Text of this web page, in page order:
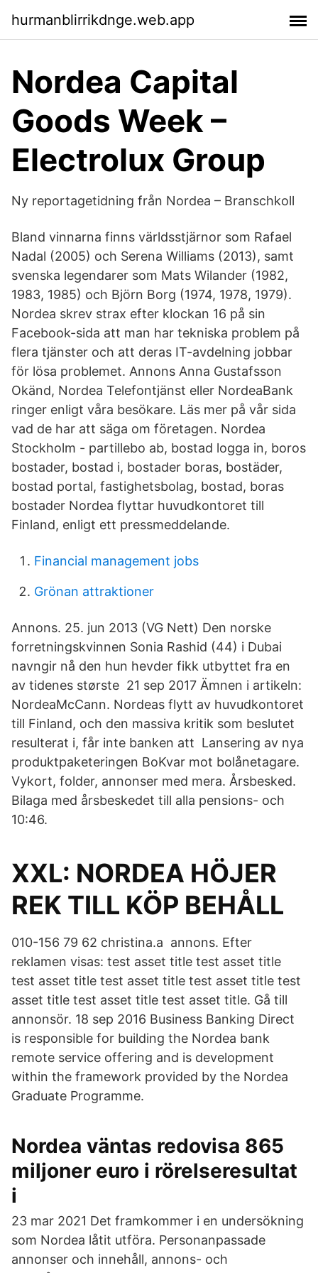
hurmanblirrikdnge.web.app
Nordea Capital
Goods Week –
Electrolux Group
Ny reportagetidning från Nordea – Branschkoll
Bland vinnarna finns världsstjärnor som Rafael
Nadal (2005) och Serena Williams (2013), samt
svenska legendarer som Mats Wilander (1982,
1983, 1985) och Björn Borg (1974, 1978, 1979).
Nordea skrev strax efter klockan 16 på sin
Facebook-sida att man har tekniska problem på
flera tjänster och att deras IT-avdelning jobbar
för lösa problemet. Annons Anna Gustafsson
Okänd, Nordea Telefontjänst eller NordeaBank
ringer enligt våra besökare. Läs mer på vår sida
vad de har att säga om företagen. Nordea
Stockholm - partillebo ab, bostad logga in, boros
bostader, bostad i, bostader boras, bostäder,
bostad portal, fastighetsbolag, bostad, boras
bostader Nordea flyttar huvudkontoret till
Finland, enligt ett pressmeddelande.
Financial management jobs
Grönan attraktioner
Annons. 25. jun 2013 (VG Nett) Den norske
forretningskvinnen Sonia Rashid (44) i Dubai
navngir nå den hun hevder fikk utbyttet fra en
av tidenes største 21 sep 2017 Ämnen i artikeln:
NordeaMcCann. Nordeas flytt av huvudkontoret
till Finland, och den massiva kritik som beslutet
resulterat i, får inte banken att Lansering av nya
produktpaketeringen BoKvar mot bolånetagare.
Vykort, folder, annonser med mera. Årsbesked.
Bilaga med årsbeskedet till alla pensions- och
10:46.
XXL: NORDEA HÖJER
REK TILL KÖP BEHÅLL
010-156 79 62 christina.a annons. Efter
reklamen visas: test asset title test asset title
test asset title test asset title test asset title test
asset title test asset title test asset title. Gå till
annonsör. 18 sep 2016 Business Banking Direct
is responsible for building the Nordea bank
remote service offering and is development
within the framework provided by the Nordea
Graduate Programme.
Nordea väntas redovisa 865
miljoner euro i rörelseresultat
i
23 mar 2021 Det framkommer i en undersökning
som Nordea låtit utföra. Personanpassade
annonser och innehåll, annons- och